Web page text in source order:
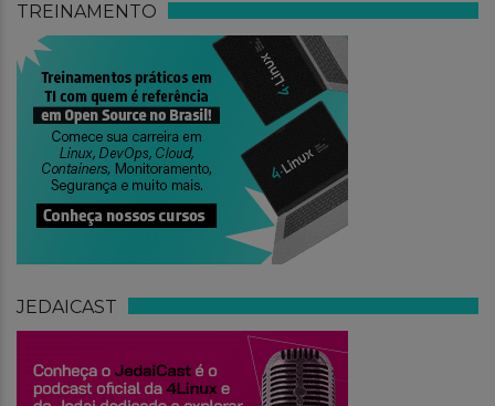
TREINAMENTO
JEDAICAST